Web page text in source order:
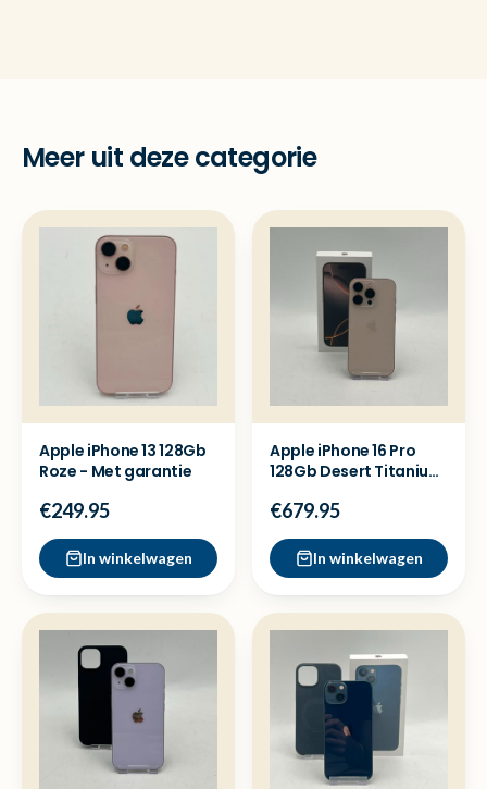
Meer uit deze categorie
Apple iPhone 13 128Gb
Roze - Met garantie
€249.95
In winkelwagen
Apple iPhone 16 Pro
128Gb Desert Titanium
€679.95
In winkelwagen